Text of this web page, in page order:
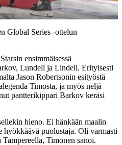
Video
Global Series -ottelun
ensimmäisessä
Lundell ja Lindell. Erityisesti
Jason Robertsonin esityöstä
Timosta, ja myös neljä
pantterikippari Barkov keräsi
hieno. Ei hänkään maalin
hyökkäävä puolustaja. Oli varmasti
Timonen sanoi.